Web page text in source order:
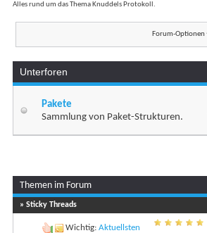
Alles rund um das Thema Knuddels Protokoll.
Forum-Optionen
Unterforen
Pakete
Sammlung von Paket-Strukturen.
Themen im Forum
» Sticky Threads
Wichtig: Aktuellsten